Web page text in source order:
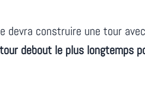
devra construire une tour
debout le plus longtemps